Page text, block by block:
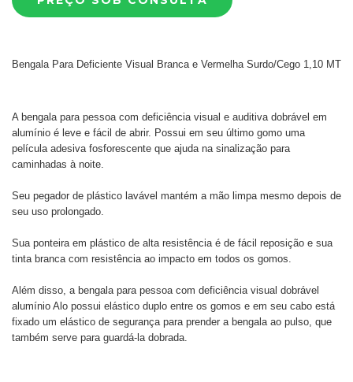
Bengala Para Deficiente Visual Branca e Vermelha Surdo/Cego 1,10 MT
A bengala para pessoa com deficiência visual e auditiva dobrável em
alumínio é leve e fácil de abrir. Possui em seu último gomo uma
película adesiva fosforescente que ajuda na sinalização para
caminhadas à noite.
Seu pegador de plástico lavável mantém a mão limpa mesmo depois de
seu uso prolongado.
Sua ponteira em plástico de alta resistência é de fácil reposição e sua
tinta branca com resistência ao impacto em todos os gomos.
Além disso, a bengala para pessoa com deficiência visual dobrável
alumínio Alo possui elástico duplo entre os gomos e em seu cabo está
fixado um elástico de segurança para prender a bengala ao pulso, que
também serve para guardá-la dobrada.